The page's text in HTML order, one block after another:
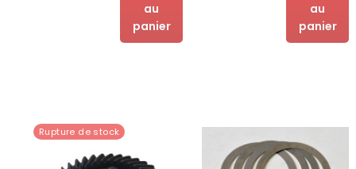
au
panier
au
panier
Rupture de stock